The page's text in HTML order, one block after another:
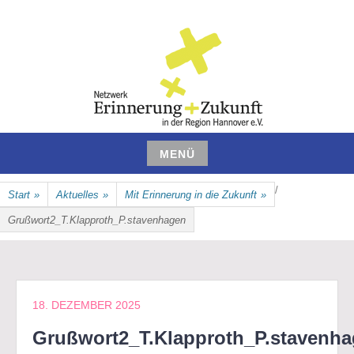
NETZWERK ERINNERUNG UND
ZUKUNFT IN DER REGION
HANNOVER E.V.
MENÜ
Zum
Inhalt
springen
Start » Aktuelles » /
Mit Erinnerung in die Zukunft »
Grußwort2_T.Klapproth_P.stavenhagen
18. DEZEMBER 2025